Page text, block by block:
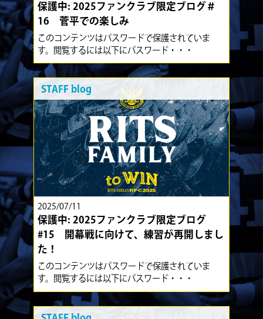
保護中: 2025ファンクラブ限定ブログ＃
16 菅平での楽しみ
このコンテンツはパスワードで保護されていま
す。閲覧するには以下にパスワード・・・
STAFF blog
2025/07/11
保護中: 2025ファンクラブ限定ブログ
#15 開幕戦に向けて、練習が再開しまし
た！
このコンテンツはパスワードで保護されていま
す。閲覧するには以下にパスワード・・・